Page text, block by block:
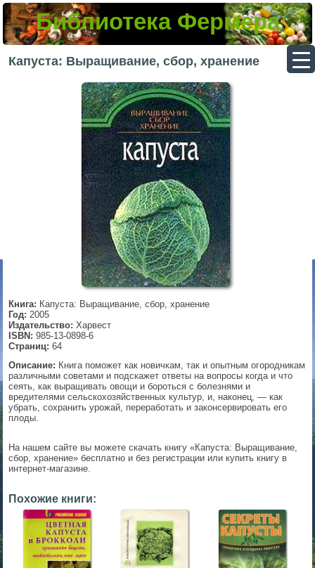
Библиотека Фермера
Капуста: Выращивание, сбор, хранение
Книга: Капуста: Выращивание, сбор, хранение
Год: 2005
Издательство: Харвест
ISBN: 985-13-0898-6
Страниц: 64
Описание: Книга поможет как новичкам, так и опытным огородникам
различными советами и подскажет ответы на вопросы когда и что
сеять, как выращивать овощи и бороться с болезнями и
вредителями сельскохозяйственных культур, и, наконец, — как
убрать, сохранить урожай, переработать и законсервировать его
плоды.
На нашем сайте вы можете скачать книгу «Капуста: Выращивание,
сбор, хранение» бесплатно и без регистрации или купить книгу в
интернет-магазине.
Похожие книги:
▼
▼
▼
▼